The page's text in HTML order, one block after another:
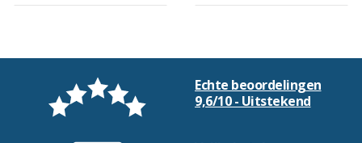
Echte beoordelingen
9,6/10 - Uitstekend